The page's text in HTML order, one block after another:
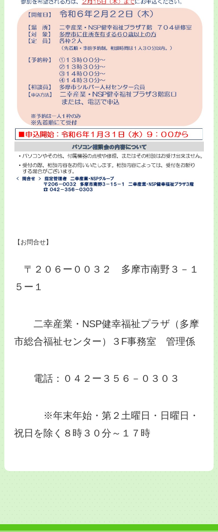
【お問合せ】
〒２０６ー００３２ 多摩市南野３－１
５ー１
二幸産業・NSP健幸福祉プラザ（多摩
市総合福祉センター）３F事務室 管理係
電話：０４２ー３５６－０３０３
※年末年始・第２土曜日・日曜日・
祝日を除く８時３０分～１７時